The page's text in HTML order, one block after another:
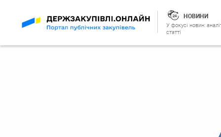
НОВИНИ
У фокусі новин:
статті